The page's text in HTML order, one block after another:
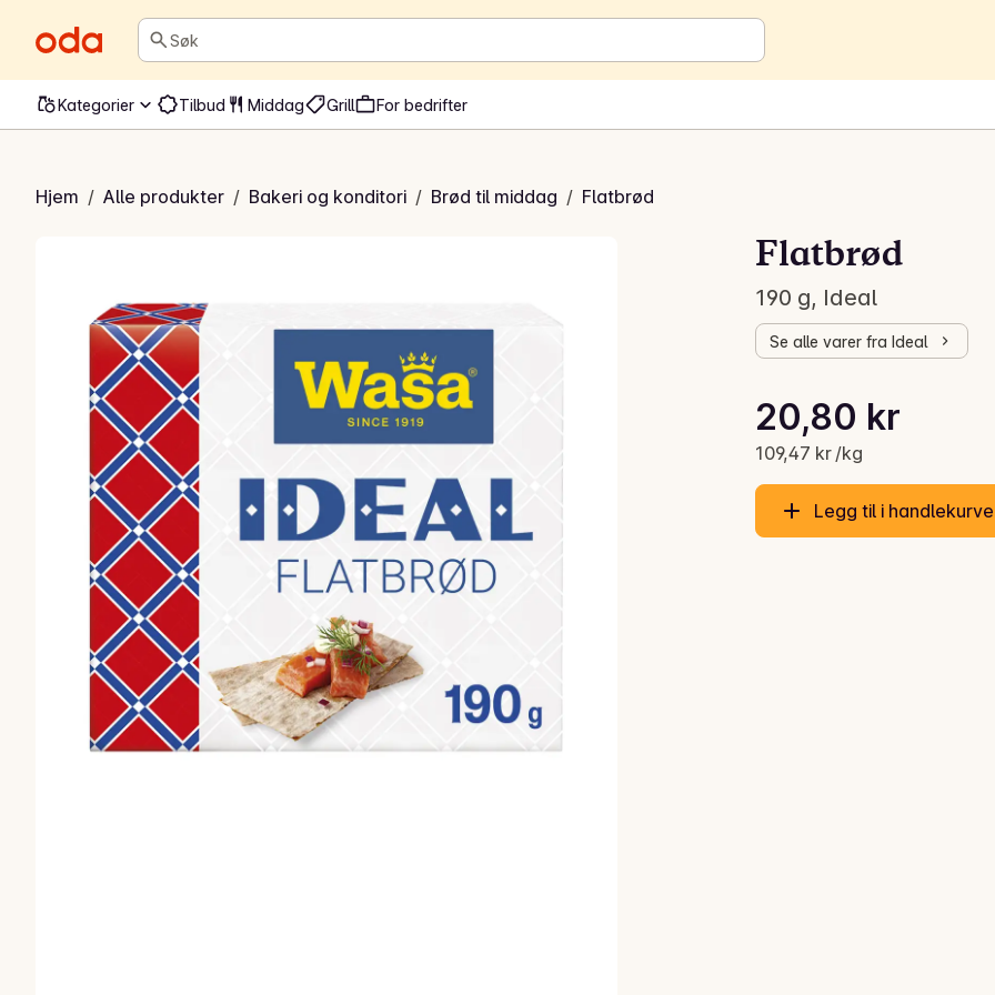
Søk
Kategorier Tilbud Middag Grill For bedrifter
Hjem / Alle produkter / Bakeri og konditori / Brød til middag / Flatbrød
Flatbrød
Flatbrød
190 g, Ideal
Se alle varer fra Ideal
Gjeldende pris er: 20,80 kr
20,80 kr
109,47 kr /kg
Stykkpris: 109,47 kr /kg
Legg til i